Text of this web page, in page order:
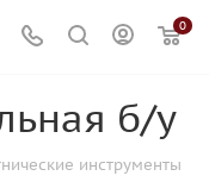
0
б/у
инструменты